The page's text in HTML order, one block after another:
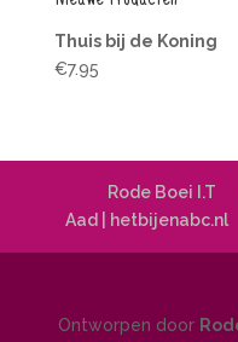
Thuis bij de Koning
€7.95
Rode Boei I.T
Aad | hetbijenabc.nl
Ontworpen door